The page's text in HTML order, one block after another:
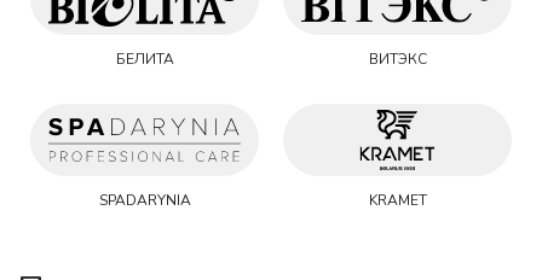
БЕЛИТА ВИТЭКС
SPADARYNIA KRAMET